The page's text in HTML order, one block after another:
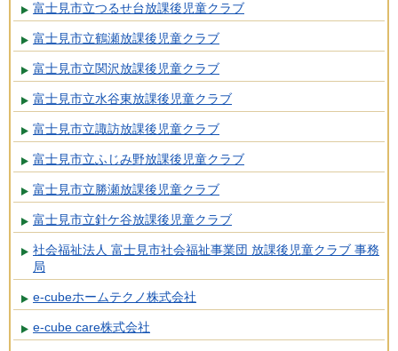
富士見市立つるせ台放課後児童クラブ
富士見市立鶴瀬放課後児童クラブ
富士見市立関沢放課後児童クラブ
富士見市立水谷東放課後児童クラブ
富士見市立諏訪放課後児童クラブ
富士見市立ふじみ野放課後児童クラブ
富士見市立勝瀬放課後児童クラブ
富士見市立針ケ谷放課後児童クラブ
社会福祉法人 富士見市社会福祉事業団 放課後児童クラブ 事務
局
e-cubeホームテクノ株式会社
e-cube care株式会社